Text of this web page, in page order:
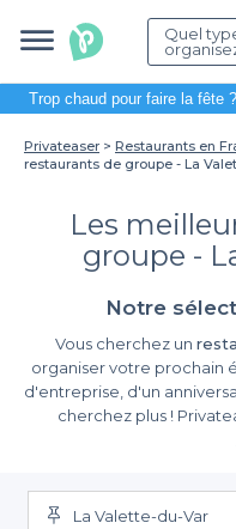
Quel
Trop chaud pour faire la fête ?
Privateaser Restaurants en
restaurants de groupe - La
Les
groupe -
Notre
Vous cherchez un
organiser votre prochain
d'entreprise, d'un
cherchez plus !
meilleures adresses de la
traditionnelle, d'une
élégant, ou d'un lieu
La Valette-du-Var